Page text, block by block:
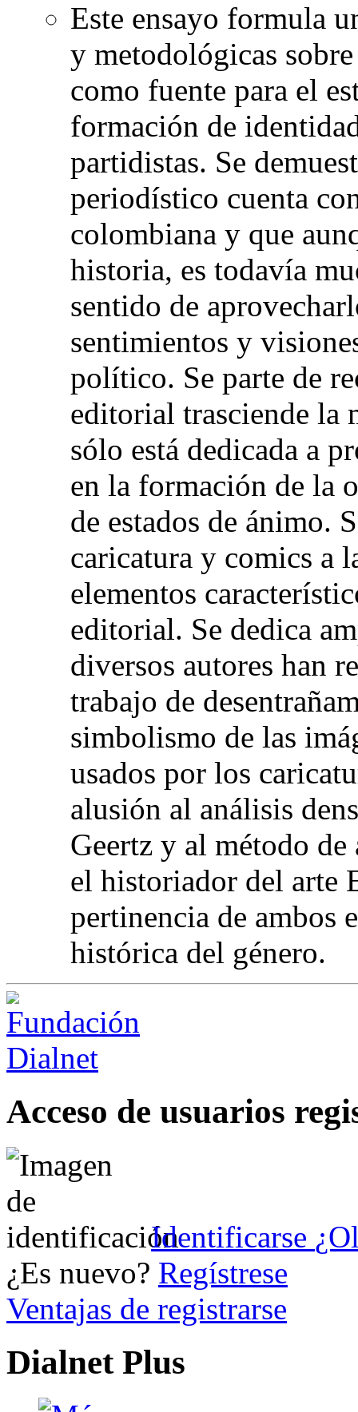
Este ensayo formula
y metodológicas
como fuente para el
formación de
partidistas. Se
periodístico cuenta
colombiana y que
historia, es todavía
sentido de
sentimientos y
político. Se parte de
editorial trasciende la
sólo está dedicada a
en la formación de la
de estados de ánimo.
caricatura y comics a
elementos
editorial. Se dedica
diversos autores han
trabajo de
simbolismo de las
usados por los
alusión al análisis
Geertz y al método
el historiador del arte
pertinencia de ambos
histórica del género.
Acceso de usuarios
Identificarse
¿Es nuevo? Regístrese
Ventajas de registrarse
Dialnet Plus